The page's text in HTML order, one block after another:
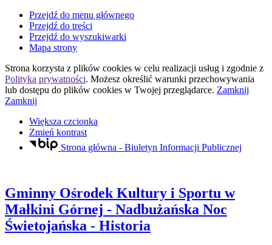
Przejdź do menu głównego
Przejdź do treści
Przejdź do wyszukiwarki
Mapa strony
Strona korzysta z plików cookies w celu realizacji usług i zgodnie z
Polityką prywatności. Możesz określić warunki przechowywania
lub dostępu do plików cookies w Twojej przeglądarce. Zamknij
Zamknij
Większa czcionka
Zmień kontrast
Strona główna - Biuletyn Informacji Publicznej
Gminny Ośrodek Kultury i Sportu w
Małkini Górnej - Nadbużańska Noc
Świetojańska - Historia